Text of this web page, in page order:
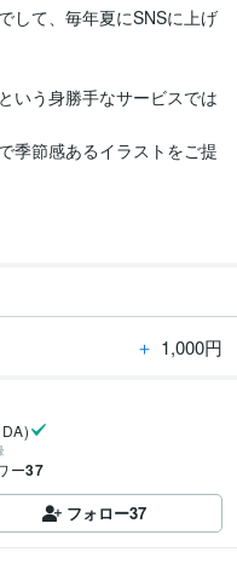
して、毎年夏にSNSに上げ
いう身勝手なサービスでは
季節感あるイラストをご提
＋ 1,000円
ー37
フォロー37